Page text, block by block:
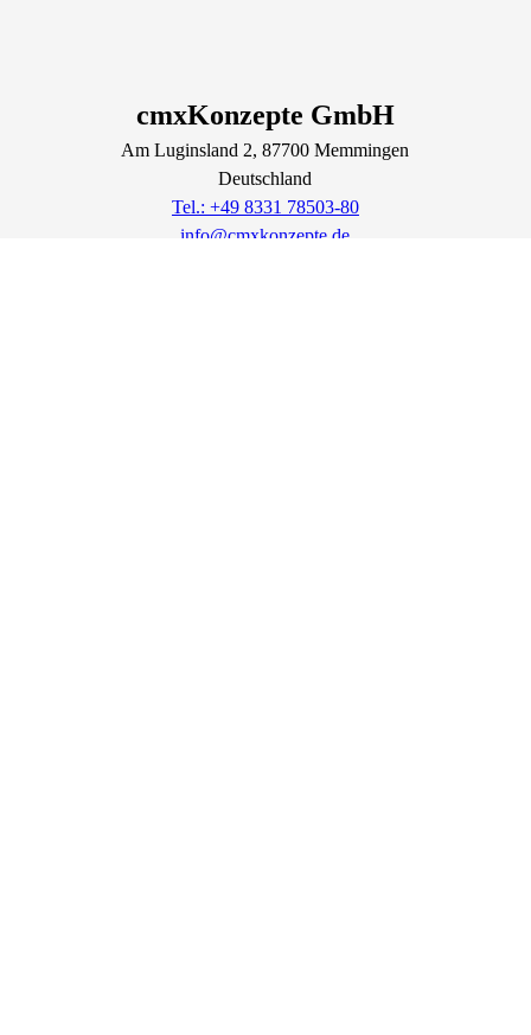
cmxKonzepte GmbH
Am Luginsland 2, 87700Memmingen
Deutschland
Tel.: +49 8331 78503-80
info@cmxkonzepte.de